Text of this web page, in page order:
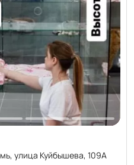
улица Куйбышева, 109А